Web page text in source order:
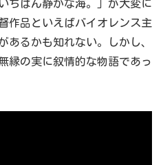
ちばん静かな海。」が大変に
作品といえばバイオレンス主
あるかも知れない。しかし、
縁の実に叙情的な物語であっ